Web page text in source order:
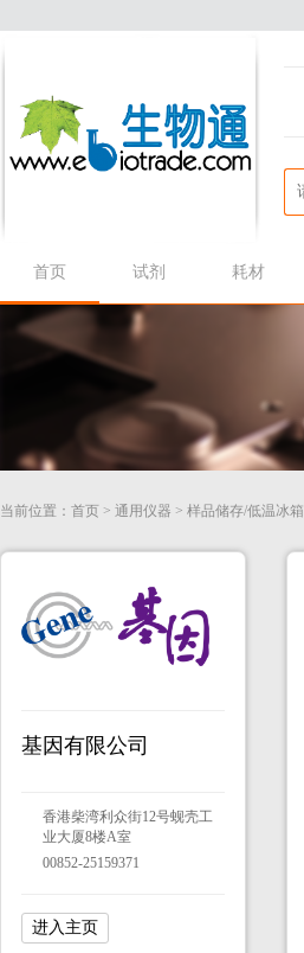
首页 试剂 耗材
当前位置： 首页 > 通用仪器 > 样品储存/低温冰箱
基因有限公司
香港柴湾利众街12号蚬壳工
业大厦8楼A室
00852-25159371
进入主页